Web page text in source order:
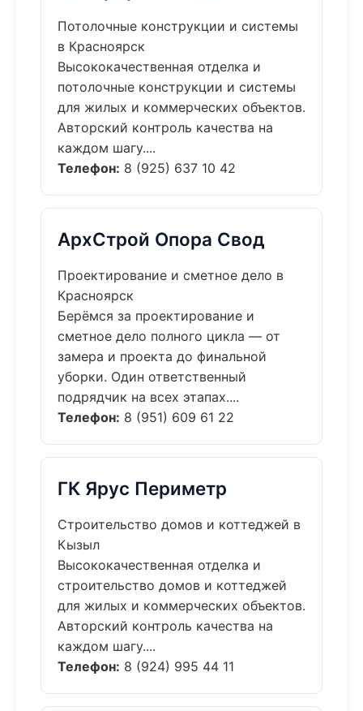
Потолочные конструкции и системы
в Красноярск
Высококачественная отделка и
потолочные конструкции и системы
для жилых и коммерческих объектов.
Авторский контроль качества на
каждом шагу....
Телефон: 8 (925) 637 10 42
АрхСтрой Опора Свод
Проектирование и сметное дело в
Красноярск
Берёмся за проектирование и
сметное дело полного цикла — от
замера и проекта до финальной
уборки. Один ответственный
подрядчик на всех этапах....
Телефон: 8 (951) 609 61 22
ГК Ярус Периметр
Строительство домов и коттеджей в
Кызыл
Высококачественная отделка и
строительство домов и коттеджей
для жилых и коммерческих объектов.
Авторский контроль качества на
каждом шагу....
Телефон: 8 (924) 995 44 11